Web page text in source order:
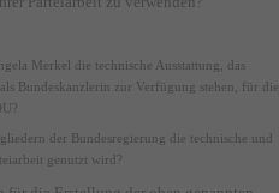
Merkel die technische Ausstattung, das
Bundeskanzlerin zur Verfügung stehen, für die
der Bundesregierung die technische und
genutzt wird?